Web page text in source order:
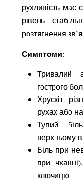
рухливість має
рівень
розтягнення
Симптоми:
Тривалий
гострого
Хрускіт
рухах або
Тупий
верхньому
Біль при
при
ключицю